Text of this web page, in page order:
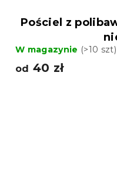
Pościel z
W magazynie (>10 szt)
od 40 zł